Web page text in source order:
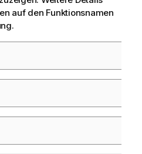
auf den Funktionsnamen